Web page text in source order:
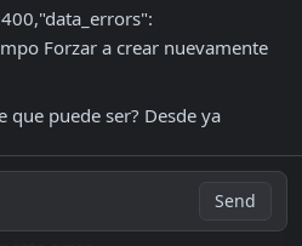
Forzar a crear nuevamente
que puede ser? Desde ya
No aparecio CUIT enSend